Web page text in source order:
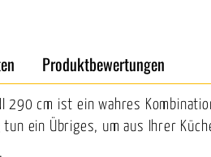
Produktbewertungen
290 cm ist ein wahres
ein Übriges, um aus Ihrer